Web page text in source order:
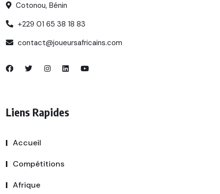
Cotonou, Bénin
+229 01 65 38 18 83
contact@joueursafricains.com
Liens Rapides
Accueil
Compétitions
Afrique